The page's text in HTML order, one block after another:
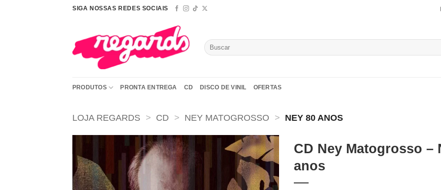
SIGA NOSSAS REDES SOCIAIS
Pesquisar
por:
PRODUTOS PRONTA ENTREGA CD DISCO DE VINIL OFERTAS
LOJA REGARDS > CD > NEY MATOGROSSO > NEY 80 ANOS
Adicionar
a lista de
desejos
CD Ney Matogrosso –
anos